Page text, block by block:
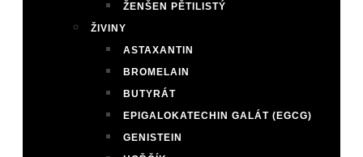
ŽENŠEN PĚTILISTÝ
ŽIVINY
ASTAXANTIN
BROMELAIN
BUTYRÁT
EPIGALOKATECHIN GALÁT (EGCG)
GENISTEIN